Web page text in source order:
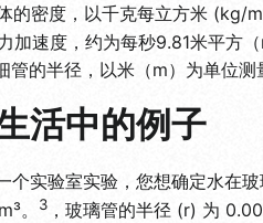
的密度，以千克每立方米 (kg/
加速度，约为每秒9.81米平方
管的半径，以米（m）为单位测
活中的例子
个实验室实验，您想确定水在
。
3 ，玻璃管的半径 (r) 为